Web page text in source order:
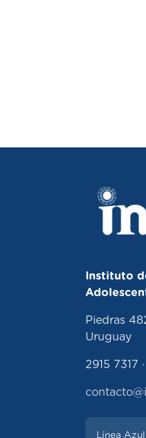
Instituto
Piedras
Uruguay
2915 7317
Línea Azul